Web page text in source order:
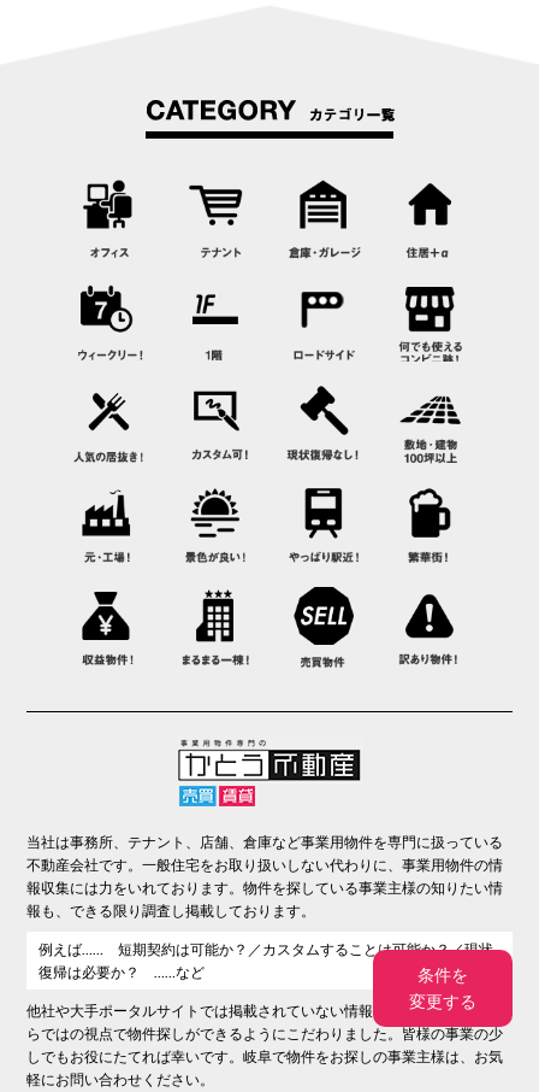
条件を
変更する
当社は事務所、テナント、店舗、倉庫など事業用物件を専門に扱っている
不動産会社です。一般住宅をお取り扱いしない代わりに、事業用物件の情
報収集には力をいれております。物件を探している事業主様の知りたい情
報も、できる限り調査し掲載しております。
例えば…… 短期契約は可能か？／カスタムすることは可能か？／現状
復帰は必要か？ ……など
他社や大手ポータルサイトでは掲載されていない情報、また事業用物件な
らではの視点で物件探しができるようにこだわりました。皆様の事業の少
しでもお役にたてれば幸いです。岐阜で物件をお探しの事業主様は、お気
軽にお問い合わせください。